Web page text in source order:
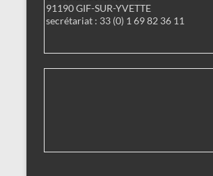
91190 GIF-SUR-YVETTE
secrétariat : 33 (0) 1 69 82 36 11